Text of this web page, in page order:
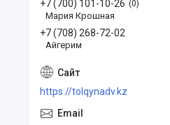
+7 (700) 101-10-26 0
Мария Крошная
+7 (708) 268-72-02
Айгерим
https://tolqynadv.kz